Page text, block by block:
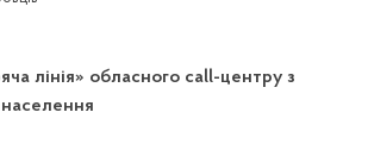
лінія» обласного call-центру з
населення